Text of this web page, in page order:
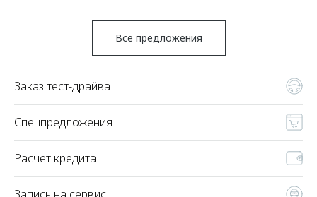
Все предложения
Заказ тест-драйва
Спецпредложения
Расчет кредита